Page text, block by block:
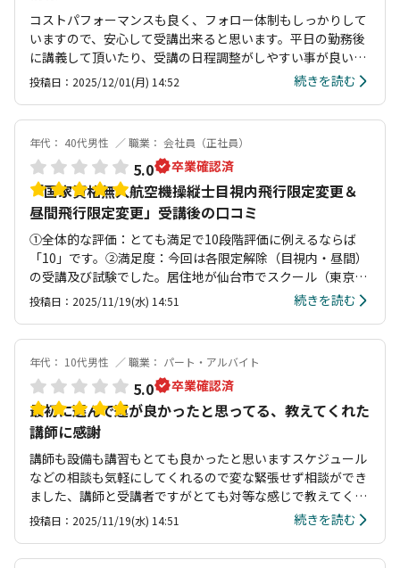
コストパフォーマンスも良く、フォロー体制もしっかりして
いますので、安心して受講出来ると思います。平日の勤務後
に講義して頂いたり、受講の日程調整がしやすい事が良い部
分だと思います。
投稿日：2025/12/01(月) 14:52 続きを読む
年代： 40代男性 職業： 会社員（正社員）
5.0 卒業確認済
「国家資格無人航空機操縦士目視内飛行限定変更＆
昼間飛行限定変更」受講後の口コミ
①全体的な評価：とても満足で10段階評価に例えるならば
「10」です。②満足度：今回は各限定解除（目視内・昼間）
の受講及び試験でした。居住地が仙台市でスクール（東京
都）と離れているため、試験当日までの準備は、実地及び机
上知識共に自主学習で準備を進めましたが、その間の質問・
終了しました。大変満足しています。将来的には一等操縦士
を目指したいと考えており、その際も当スクールで受講した
いと考えています。
投稿日：2025/11/19(水) 14:51 続きを読む
年代： 10代男性 職業： パート・アルバイト
5.0 卒業確認済
最初に選んで運が良かったと思ってる、教えてくれた
講師に感謝
講師も設備も講習もとても良かったと思いますスケジュール
などの相談も気軽にしてくれるので変な緊張せず相談ができ
ました、講師と受講者ですがとても対等な感じで教えてくれ
るのでとてもフラットな感じで良きです
投稿日：2025/11/19(水) 14:51 続きを読む